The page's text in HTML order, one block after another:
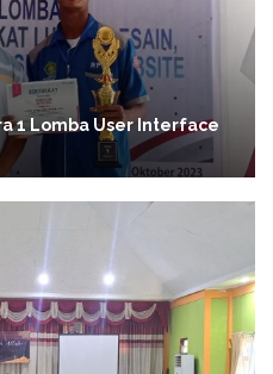
1 Lomba User Interface